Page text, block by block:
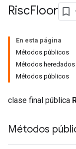
RiscFloor
En esta página
Métodos públicos
Métodos heredados
Métodos públicos
clase final pública
Métodos